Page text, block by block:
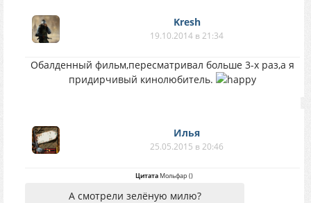
Kresh
19.10.2014 в 21:34
Обалденный фильм,пересматривал больше 3-х раз,а я
придирчивый кинолюбитель.
Илья
25.05.2015 в 20:46
ЦитатаМольфар ()
А смотрели зелёную милю?